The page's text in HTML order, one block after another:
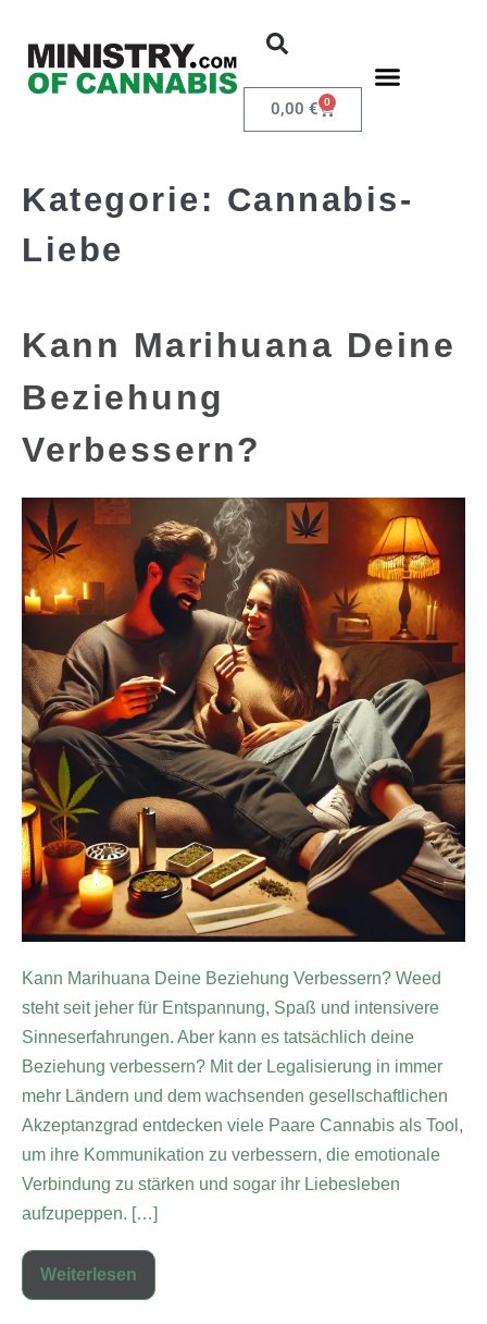
0,00 € 0
Kategorie: Cannabis-
Liebe
Kann Marihuana Deine
Beziehung
Verbessern?
Kann Marihuana Deine Beziehung Verbessern? Weed
steht seit jeher für Entspannung, Spaß und intensivere
Sinneserfahrungen. Aber kann es tatsächlich deine
Beziehung verbessern? Mit der Legalisierung in immer
mehr Ländern und dem wachsenden gesellschaftlichen
Akzeptanzgrad entdecken viele Paare Cannabis als Tool,
um ihre Kommunikation zu verbessern, die emotionale
Verbindung zu stärken und sogar ihr Liebesleben
aufzupeppen. […]
Weiterlesen